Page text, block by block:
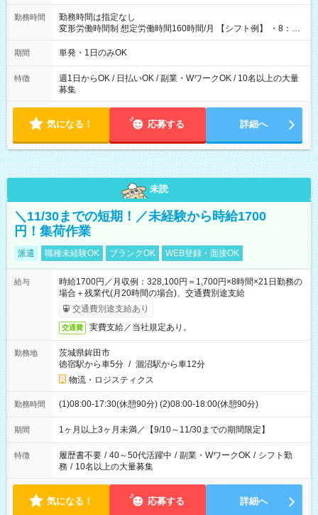
勤務時間
勤務時間は指定なし
変形労働時間制 想定労働時間160時間/月 【シフト例】 ・8：00
～21：00
期間 単発・1日のみOK
特徴
週1日からOK / 日払いOK / 副業・WワークOK / 10名以上の大量
募集
気になる！ 応募する 詳細へ
未読
＼11/30までの短期！／未経験から時給1700
円！集荷作業
派遣 職種未経験OK ブランクOK WEB登録・面接OK
給与
時給1700円／月収例：328,100円＝1,700円×8時間×21日勤務の
場合＋残業代(月20時間の場合)、交通費別途支給
交通費別途支給あり
交通費 実費支給／当社規定あり。
勤務地
茨城県鉾田市
徳宿駅から車5分 / 涸沼駅から車12分
物流・ロジスティクス
勤務時間 (1)08:00-17:30(休憩90分) (2)08:00-18:00(休憩90分)
期間 1ヶ月以上3ヶ月未満／【9/10～11/30までの期間限定】
特徴 履歴書不要 / 40～50代活躍中 / 副業・WワークOK / シフト勤
務 / 10名以上の大量募集
気になる！ 応募する 詳細へ